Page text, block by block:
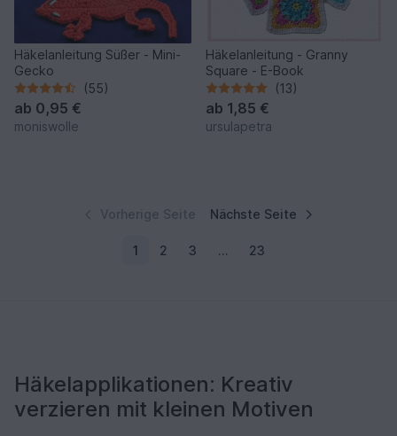
Häkelanleitung Süßer - Mini-
Gecko
(55)
ab 0,95 €
moniswolle
Häkelanleitung - Granny
Square - E-Book
(13)
ab 1,85 €
ursulapetra
Vorherige Seite Nächste Seite
1 2 3 … 23
Häkelapplikationen: Kreativ
verzieren mit kleinen Motiven